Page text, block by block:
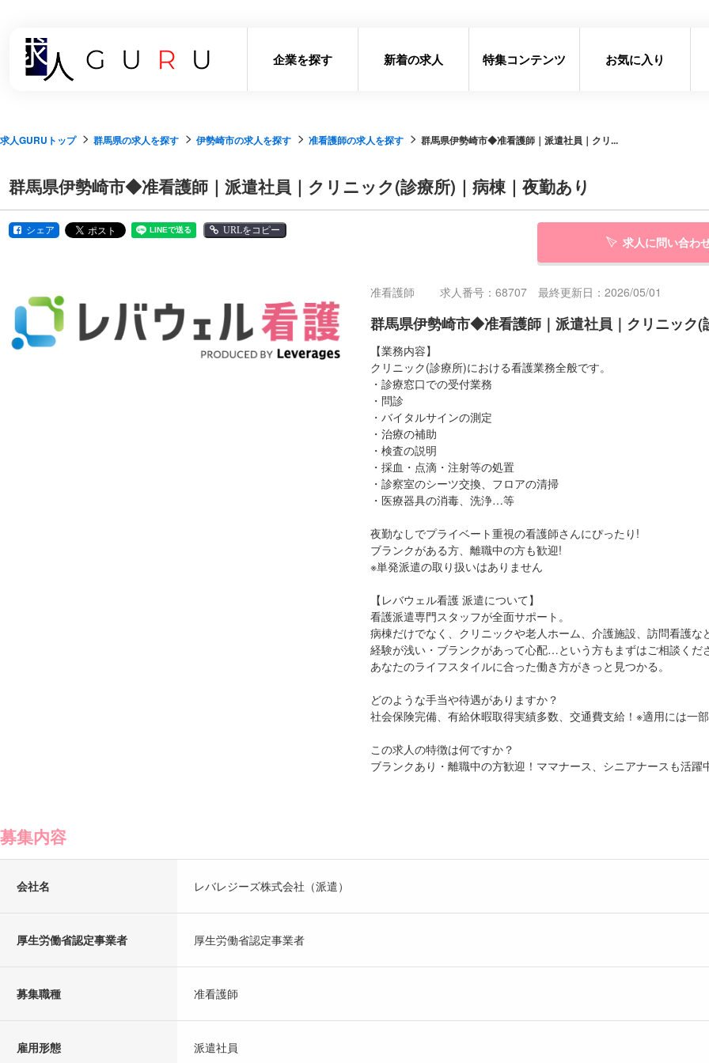
企業を探す 新着の求人 特集コンテンツ お気に入り
求人GURUトップ 群馬県の求人を探す 伊勢崎市の求人を探す 准看護師の求人を探す 群馬県伊勢崎市◆准看護師｜派遣社員｜クリ...
群馬県伊勢崎市◆准看護師｜派遣社員｜クリニック(診療所)｜病棟｜夜勤あり
シェア URLをコピー
求人に問い合わ
准看護師 求人番号：68707 最終更新日：2026/05/01
群馬県伊勢崎市◆准看護師｜派遣社員｜クリニック(
【業務内容】
クリニック(診療所)における看護業務全般です。
・診療窓口での受付業務
・問診
・バイタルサインの測定
・治療の補助
・検査の説明
・採血・点滴・注射等の処置
・診察室のシーツ交換、フロアの清掃
・医療器具の消毒、洗浄…等
夜勤なしでプライベート重視の看護師さんにぴったり!
ブランクがある方、離職中の方も歓迎!
※単発派遣の取り扱いはありません
【レバウェル看護 派遣について】
看護派遣専門スタッフが全面サポート。
病棟だけでなく、クリニックや老人ホーム、介護施設、訪問看護な
経験が浅い・ブランクがあって心配…という方もまずはご相談くだ
あなたのライフスタイルに合った働き方がきっと見つかる。
どのような手当や待遇がありますか？
社会保険完備、有給休暇取得実績多数、交通費支給！※適用には一
この求人の特徴は何ですか？
ブランクあり・離職中の方歓迎！ママナース、シニアナースも活
募集内容
会社名 レバレジーズ株式会社（派遣）
厚生労働省認定事業者 厚生労働省認定事業者
募集職種 准看護師
雇用形態 派遣社員